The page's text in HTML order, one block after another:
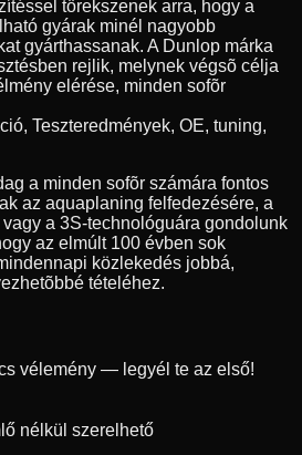
törekszenek arra, hogy a
gyárak minél nagyobb
gyárthassanak. A Dunlop márka
rejlik, melynek végsõ célja
elérése, minden sofõr
Teszteredmények, OE, tuning,
a minden sofõr számára fontos
az aquaplaning felfedezésére, a
a 3S-technológuára gondolunk
az elmúlt 100 évben sok
közlekedés jobbá,
tételéhez.
vélemény — legyél te az első!
nélkül szerelhető